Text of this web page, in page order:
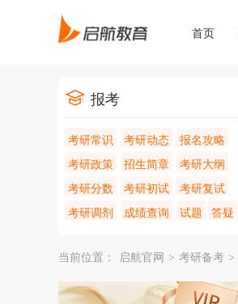
首页
报考
考研常识 考研动态
报名攻略
考研政策
招生简章
考研大纲
考研分数
考研初试
考研复试
考研调剂
成绩查询 试题 答疑
当前位置： 启航官网 > 考研备考 >